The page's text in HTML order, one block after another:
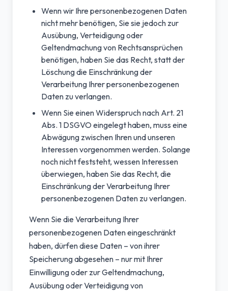
Wenn wir Ihre personenbezogenen Daten
nicht mehr benötigen, Sie sie jedoch zur
Ausübung, Verteidigung oder
Geltendmachung von Rechtsansprüchen
benötigen, haben Sie das Recht, statt der
Löschung die Einschränkung der
Verarbeitung Ihrer personenbezogenen
Daten zu verlangen.
Wenn Sie einen Widerspruch nach Art. 21
Abs. 1 DSGVO eingelegt haben, muss eine
Abwägung zwischen Ihren und unseren
Interessen vorgenommen werden. Solange
noch nicht feststeht, wessen Interessen
überwiegen, haben Sie das Recht, die
Einschränkung der Verarbeitung Ihrer
personenbezogenen Daten zu verlangen.
Wenn Sie die Verarbeitung Ihrer
personenbezogenen Daten eingeschränkt
haben, dürfen diese Daten – von ihrer
Speicherung abgesehen – nur mit Ihrer
Einwilligung oder zur Geltendmachung,
Ausübung oder Verteidigung von